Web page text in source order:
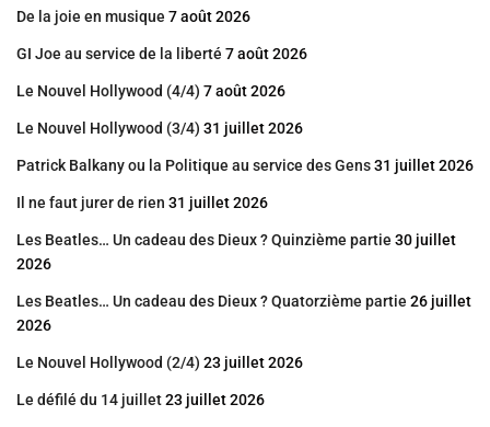
De la joie en musique 7 août 2026
GI Joe au service de la liberté 7 août 2026
Le Nouvel Hollywood (4/4) 7 août 2026
Le Nouvel Hollywood (3/4) 31 juillet 2026
Patrick Balkany ou la Politique au service des Gens31 juillet 2026
Il ne faut jurer de rien 31 juillet 2026
Les Beatles… Un cadeau des Dieux ? Quinzième partie 30 juillet
2026
Les Beatles… Un cadeau des Dieux ? Quatorzième partie 26 juillet
2026
Le Nouvel Hollywood (2/4) 23 juillet 2026
Le défilé du 14 juillet23 juillet 2026